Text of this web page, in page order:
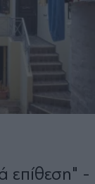
επίθεση" -